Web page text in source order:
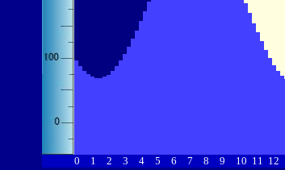
0 1 2 3 4 5 6 7 8 9 10 11 12